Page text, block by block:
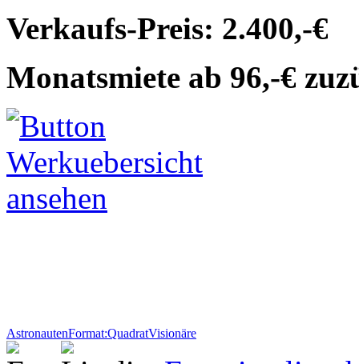
Verkaufs-Preis: 2.400,-€
Monatsmiete ab 96,-€
AstronautenFormat:QuadratVisionäre